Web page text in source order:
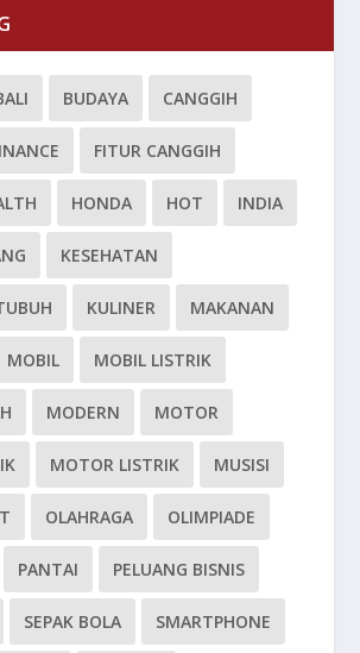
BUDAYA CANGGIH
FITUR CANGGIH
HONDA HOT INDIA
KESEHATAN
KULINER MAKANAN
MOBIL MOBIL LISTRIK
MODERN MOTOR
MOTOR LISTRIK MUSISI
OLAHRAGA OLIMPIADE
PANTAI PELUANG BISNIS
SEPAK BOLA SMARTPHONE